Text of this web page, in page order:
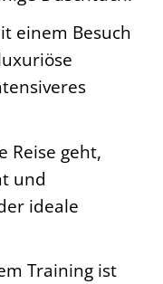
einem Besuch
Reise geht,
und
ideale
Training ist